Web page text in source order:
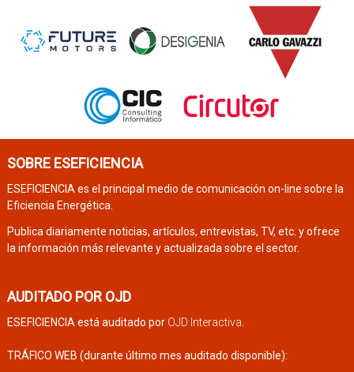
SOBRE ESEFICIENCIA
ESEFICIENCIA es el principal medio de comunicación on-line sobre la
Eficiencia Energética.
Publica diariamente noticias, artículos, entrevistas, TV, etc. y ofrece
la información más relevante y actualizada sobre el sector.
AUDITADO POR OJD
ESEFICIENCIA está auditado por OJD Interactiva
TRÁFICO WEB (durante último mes auditado disponible):